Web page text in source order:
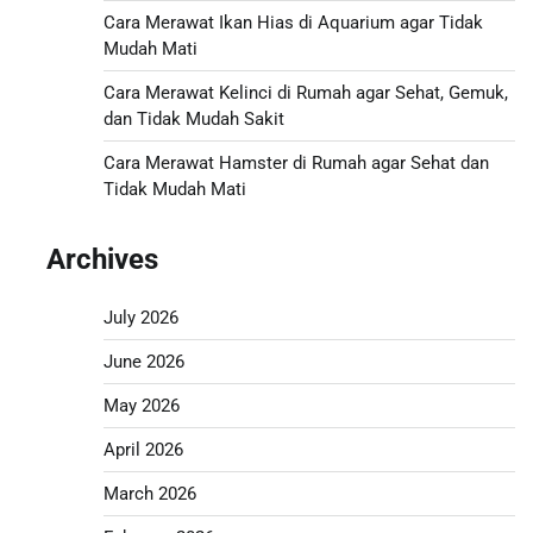
Cara Merawat Ikan Hias di Aquarium agar Tidak
Mudah Mati
Cara Merawat Kelinci di Rumah agar Sehat, Gemuk,
dan Tidak Mudah Sakit
Cara Merawat Hamster di Rumah agar Sehat dan
Tidak Mudah Mati
Archives
July 2026
June 2026
May 2026
April 2026
March 2026